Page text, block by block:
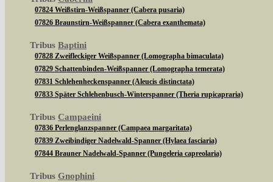
07824 Weißstirn-Weißspanner (Cabera pusaria)
07826 Braunstirn-Weißspanner (Cabera exanthemata)
Tribus Baptini
07828 Zweifleckiger Weißspanner (Lomographa bimaculata)
07829 Schattenbinden-Weißspanner (Lomographa temerata)
07831 Schlehenheckenspanner (Aleucis distinctata)
07833 Später Schlehenbusch-Winterspanner (Theria rupicapraria)
Tribus Campaeini
07836 Perlenglanzspanner (Campaea margaritata)
07839 Zweibindiger Nadelwald-Spanner (Hylaea fasciaria)
07844 Brauner Nadelwald-Spanner (Pungeleria capreolaria)
Tribus Gnophini